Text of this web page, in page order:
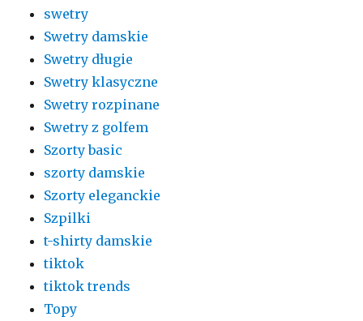
swetry
Swetry damskie
Swetry długie
Swetry klasyczne
Swetry rozpinane
Swetry z golfem
Szorty basic
szorty damskie
Szorty eleganckie
Szpilki
t-shirty damskie
tiktok
tiktok trends
Topy